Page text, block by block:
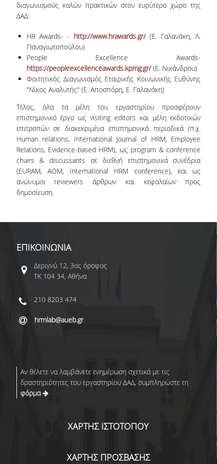
διαγωνισμούς καλών πρακτικών στον ευρύτερο χώρο της
ΔΑΔ:
HR Awards- - http://www.hrawards.gr/(Ε. Γαλανάκη, Λ.
Παναγιωτοπούλου)
People Excellence Awards-
https://peopleexcellenceawards.kpmg.gr/(Ε. Νικάνδρου)
Φοιτητικός Διαγωνισμός Εταιρικής Κοινωνικής Ευθύνης
"Νίκος Αναλυτής" (Ε. Αποσπόρη, Ε. Γαλανάκη)
Τέλος, όλα τα μέλη του εργαστηρίου προσφέρουν
επιστημονικό έργο ως visiting editors και μέλη εκδοτικών
επιτροπών σε διακεκριμένα επιστημονικά περιοδικά (π.χ.
Human relations, International Journal of HRM, Employee
Relations, Evidence-based HRM), ως program & conference
chairs & discussants σε διεθνή επιστημονικά συνέδρια
(EURAM, AOM, International HRM conference), και ως
ανώνυμοι reviewers άρθρων και κεφαλαίων προς
δημοσίευση.
ΕΠΙΚΟΙΝΩΝΙΑ
Δεριγνύ 12, 3ος όροφος
ΤΚ 104 34, Αθήνα
210 8203 474
hrmlab@aueb.gr
Αν θέλετε να λαμβάνετε ενημέρωση σχετικά με τις
δραστηριότητες του εργαστηρίου ΔΑΔ, συμπληρώστε τη
φόρμα
ΧΑΡΤΗΣ ΙΣΤΟΤΟΠΟΥ
ΧΑΡΤΗΣ ΠΡΟΣΒΑΣΗΣ